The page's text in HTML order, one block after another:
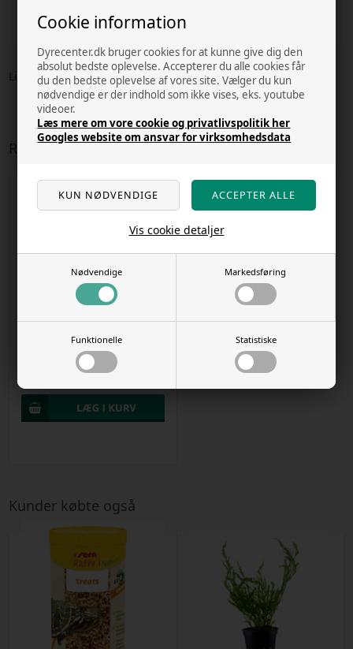
Cookie information
Dyrecenter.dk bruger cookies for at kunne give dig den
absolut bedste oplevelse. Accepterer du alle cookies får
du den bedste oplevelse af vores site. Vælger du kun
nødvendige er der indhold som ikke vises, eks. youtube
videoer.
Læs mere om vore cookie og privatlivspolitik her
Googles website om ansvar for virksomhedsdata
Nødvendige Markedsføring
Funktionelle Statistiske
Vis cookie detaljer
GPSR data - se mere producent info her
Lignende varer
Relaterede varer
1 stk. på lager
tool
Varenr 60802
Kunder købte også